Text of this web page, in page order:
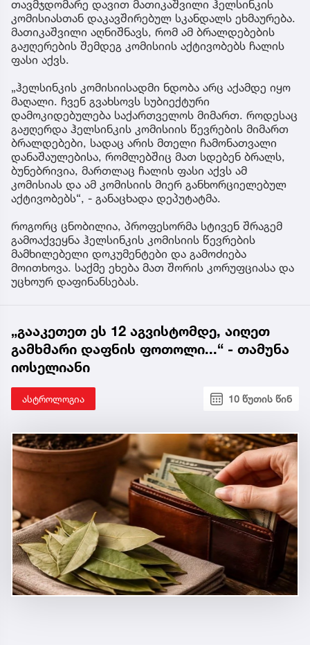
ბზიკისა და კრაზანის
ნაკბენის დროს
თავმჯდომარე დავით მათიკაშვილი ჰელსინკის
კომისიასთან დაკავშირებულ სკანდალს ეხმაურება.
მათიკაშვილი აღნიშნავს, რომ ამ ბრალდებების
გაჟღერების შემდეგ კომისიის აქტივობებს ჩალის
ფასი აქვს.
„ჰელსინკის კომისიისადმი ნდობა არც აქამდე იყო
მაღალი. ჩვენ გვახსოვს სუბიექტური
დამოკიდებულება საქართველოს მიმართ. როდესაც
გაჟღერდა ჰელსინკის კომისიის წევრების მიმართ
ბრალდებები, სადაც არის მთელი ჩამონათვალი
დანაშაულებისა, რომლებშიც მათ სდებენ ბრალს,
ბუნებრივია, მართლაც ჩალის ფასი აქვს ამ
კომისიას და ამ კომისიის მიერ განხორციელებულ
აქტივობებს“, - განაცხადა დეპუტატმა.
როგორც ცნობილია, პროფესორმა სტივენ შრაგემ
გამოაქვეყნა ჰელსინკის კომისიის წევრების
მამხილებელი დოკუმენტები და გამოძიება
მოითხოვა. საქმე ეხება მათ შორის კორუფციასა და
უცხოურ დაფინანსებას.
„გააკეთეთ ეს 12 აგვისტომდე, აიღეთ
გამხმარი დაფნის ფოთოლი...“ - თამუნა
იოსელიანი
ასტროლოგია 10 წუთის წინ